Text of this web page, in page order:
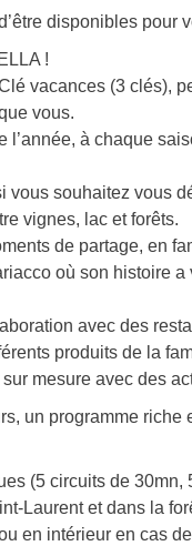
disponibles pour
!
vacances (3 clés),
vous.
à chaque
vous souhaitez vous
vignes, lac et forêts.
de partage, en
où son histoire
avec des
produits de la
mesure avec des
un programme
(5 circuits de
Laurent et dans la
en intérieur en cas